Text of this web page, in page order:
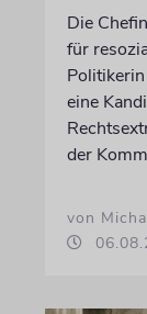
Die
für
eine
der
von